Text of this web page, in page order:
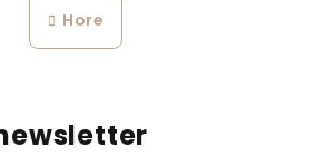
Hore